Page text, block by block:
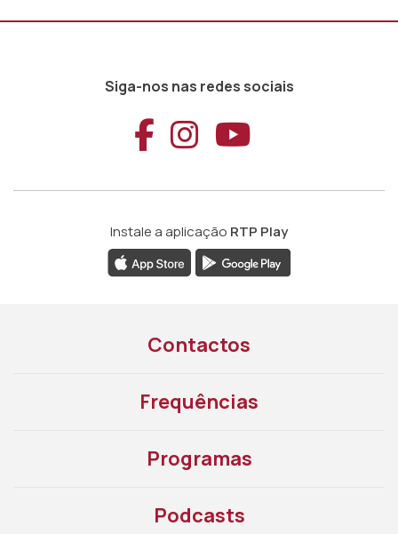
Siga-nos nas redes sociais
Aceder ao
Aceder ao
Aceder
Instale a aplicação RTP Play
Contactos
Frequências
Programas
Podcasts